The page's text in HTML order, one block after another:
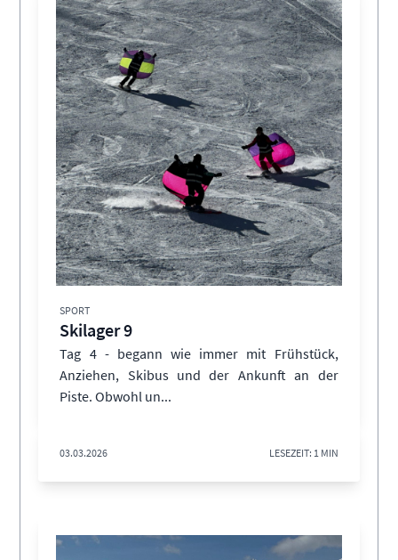
SPORT
Skilager 9
Tag 4 - begann wie immer mit Frühstück,
Anziehen, Skibus und der Ankunft an der
Piste. Obwohl un...
03.03.2026 LESEZEIT: 1 MIN